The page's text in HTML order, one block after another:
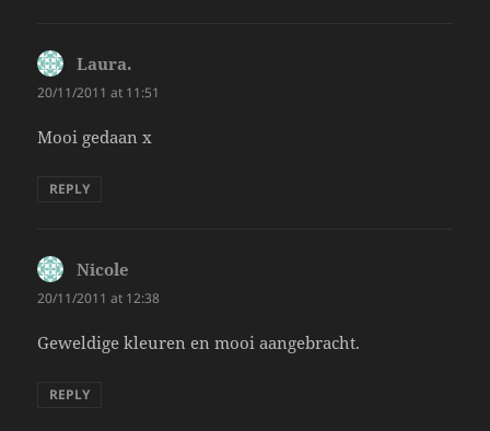
Laura.
20/11/2011 at 11:51
Mooi gedaan x
REPLY
Nicole
20/11/2011 at 12:38
Geweldige kleuren en mooi aangebracht.
REPLY